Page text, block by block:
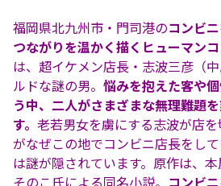
福岡県北九州市・門司港のコンビ
つながりを温かく描くヒューマンコ
は、超イケメン店長・志波三彦（
ルドな謎の男。 悩みを抱えた客や
う中、二人がさまざまな無理難題
す。 老若男女を虜にする志波が店
がなぜこの地でコンビニ店長をし
は謎が隠されています。原作は、